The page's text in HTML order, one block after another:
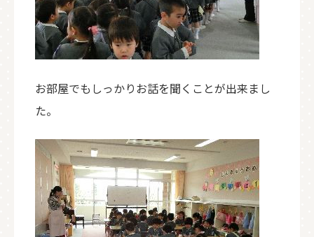
お部屋でもしっかりお話を聞くことが出来まし
た。